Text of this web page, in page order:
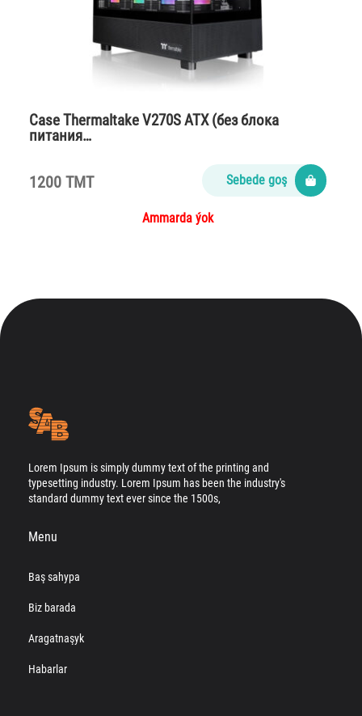
Case Thermaltake V270S ATX (без блока
питания…
1200 TMT Sebede goş
Ammarda ýok
Lorem Ipsum is simply dummy text of the printing and
typesetting industry. Lorem Ipsum has been the industry's
standard dummy text ever since the 1500s,
Menu
Baş sahypa
Biz barada
Aragatnaşyk
Habarlar